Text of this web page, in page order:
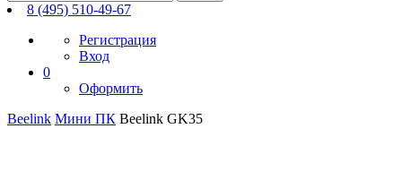
8 (495) 510-49-67
Регистрация
Вход
0
Оформить
Beelink Мини ПК Beelink GK35